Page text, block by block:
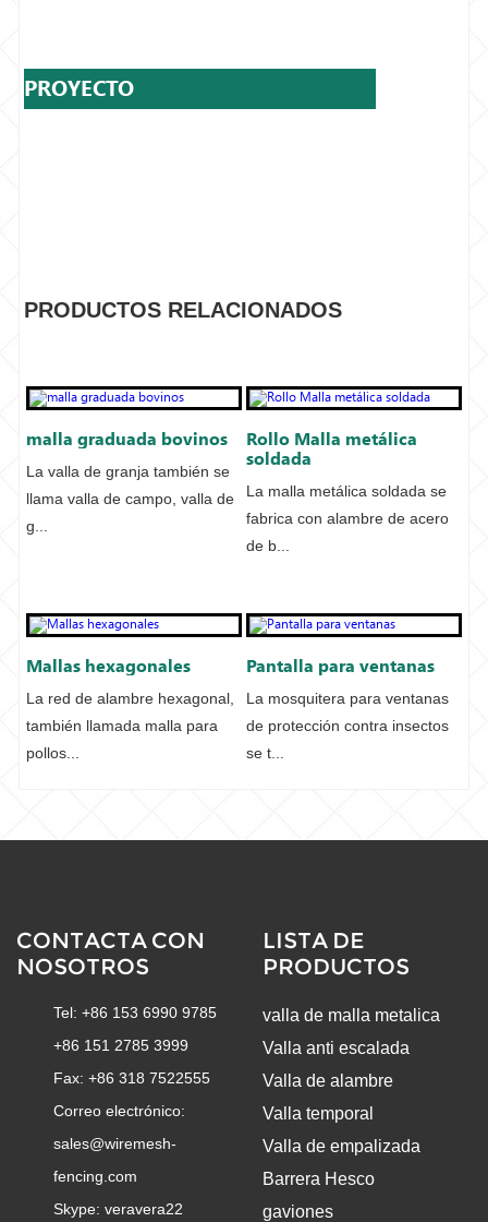
PROYECTO
PRODUCTOS RELACIONADOS
malla graduada bovinos
La valla de granja también se
llama valla de campo, valla de
g...
Rollo Malla metálica
soldada
La malla metálica soldada se
fabrica con alambre de acero
de b...
Mallas hexagonales
La red de alambre hexagonal,
también llamada malla para
pollos...
Pantalla para ventanas
La mosquitera para ventanas
de protección contra insectos
se t...
CONTACTA CON
NOSOTROS
Tel: +86 153 6990 9785
+86 151 2785 3999
Fax: +86 318 7522555
Correo electrónico:
sales@wiremesh-
fencing.com
Skype:veravera22
LISTA DE
PRODUCTOS
valla de malla metalica
Valla anti escalada
Valla de alambre
Valla temporal
Valla de empalizada
Barrera Hesco
gaviones